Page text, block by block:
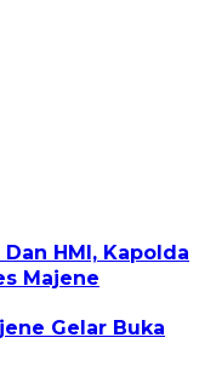
HMI, Kapolda
Majene
Gelar Buka